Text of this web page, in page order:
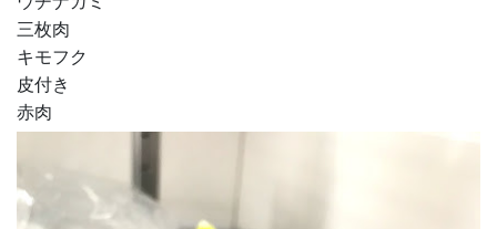
三枚肉
キモフク
皮付き
赤肉